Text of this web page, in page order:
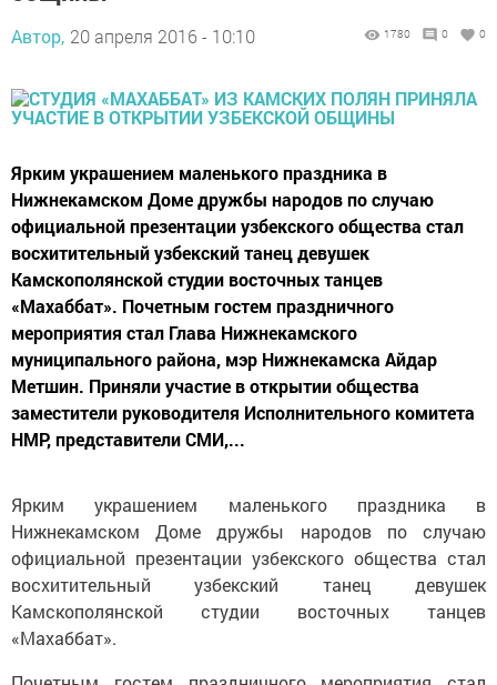
Автор, 20 апреля 2016 - 10:10 1780 0 0
Ярким украшением маленького праздника в
Нижнекамском Доме дружбы народов по случаю
официальной презентации узбекского общества стал
восхитительный узбекский танец девушек
Камскополянской студии восточных танцев
«Махаббат». Почетным гостем праздничного
мероприятия стал Глава Нижнекамского
муниципального района, мэр Нижнекамска Айдар
Метшин. Приняли участие в открытии общества
заместители руководителя Исполнительного комитета
НМР, представители СМИ,...
Ярким украшением маленького праздника в
Нижнекамском Доме дружбы народов по случаю
официальной презентации узбекского общества стал
восхитительный узбекский танец девушек
Камскополянской студии восточных танцев
«Махаббат».